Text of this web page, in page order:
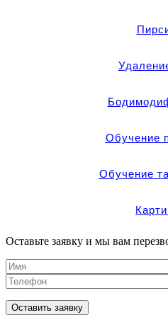
Обучение
Обучение
Оставьте заявку и мы вам
Оставить заявку